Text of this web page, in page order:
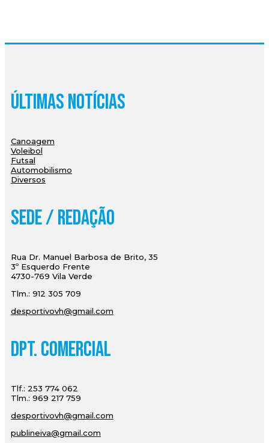
Últimas Notícias
Canoagem
Voleibol
Futsal
Automobilismo
Diversos
Sede / Redação
Rua Dr. Manuel Barbosa de Brito, 35
3º Esquerdo Frente
4730-769 Vila Verde
Tlm.: 912 305 709
desportivovh@gmail.com
Dpt. Comercial
Tlf.: 253 774 062
Tlm.: 969 217 759
desportivovh@gmail.com
publineiva@gmail.com